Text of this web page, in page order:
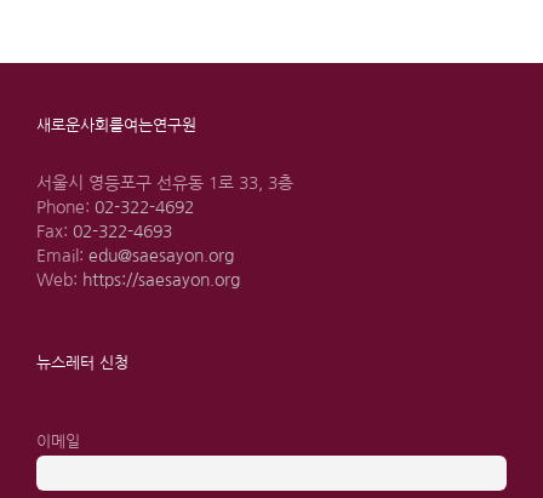
새로운사회를여는연구원
서울시 영등포구 선유동 1로 33, 3층
Phone: 02-322-4692
Fax: 02-322-4693
Email: edu@saesayon.org
Web: https://saesayon.org
뉴스레터 신청
이메일